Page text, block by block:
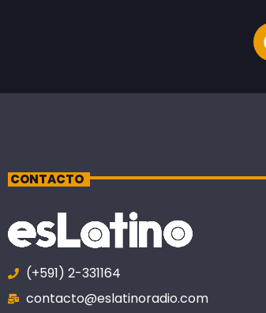
CONTACTO
(+591) 2-331164
contacto@eslatinoradio.com